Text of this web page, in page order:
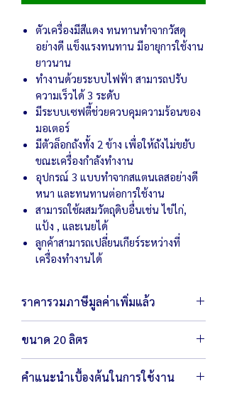
ตัวเครื่องมีสีแดง ทนทานทำจากวัสดุ
อย่างดี แข็งแรงทนทาน มีอายุการใช้งาน
ยาวนาน
ทำงานด้วยระบบไฟฟ้า สามารถปรับ
ความเร็วได้ 3 ระดับ
มีระบบเซฟตี้ช่วยควบคุมความร้อนของ
มอเตอร์
มีตัวล็อกถังทั้ง 2 ข้าง เพื่อให้ถังไม่ขยับ
ขณะเครื่องกำลังทำงาน
อุปกรณ์ 3 แบบทำจากสแตนเลสอย่างดี
หนา และทนทานต่อการใช้งาน
สามารถใช้ผสมวัตถุดิบอื่นเช่น ไข่ไก่,
แป้ง , และเนยได้
ลูกค้าสามารถเปลี่ยนเกียร์ระหว่างที่
เครื่องทำงานได้
ราคารวมภาษีมูลค่าเพิ่มแล้ว
ขนาด 20 ลิตร
ตัวเครื่องมีขนาด 42 x 55 x 79 ซม.
น้ำหนัก 73 กิโลกรัม
คำแนะนำเบื้องต้นในการใช้งาน